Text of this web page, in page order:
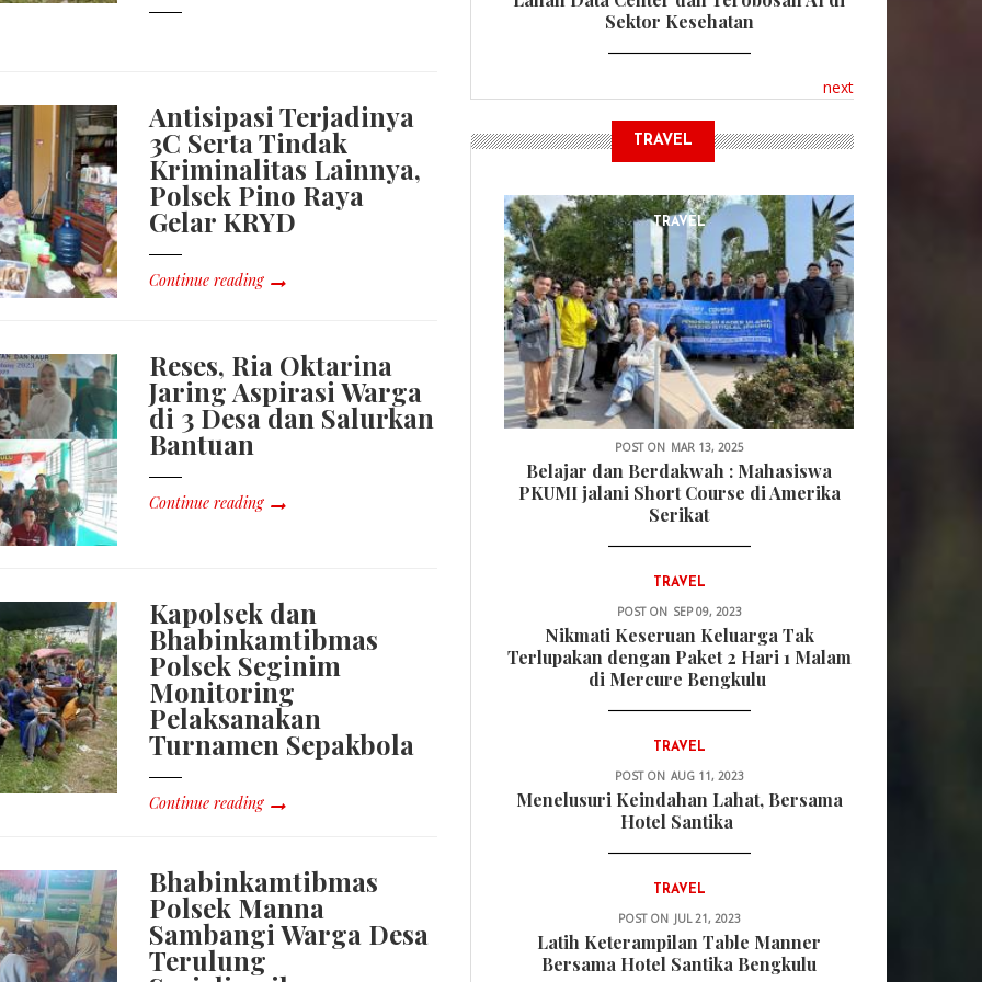
Antisipasi Terjadinya
3C Serta Tindak
Kriminalitas Lainnya,
Polsek Pino Raya
Gelar KRYD
Continue reading
Reses, Ria Oktarina
Jaring Aspirasi Warga
di 3 Desa dan Salurkan
Bantuan
Continue reading
Kapolsek dan
Bhabinkamtibmas
Polsek Seginim
Monitoring
Pelaksanakan
Turnamen Sepakbola
Continue reading
Bhabinkamtibmas
Polsek Manna
Sambangi Warga Desa
Terulung
Sektor Kesehatan
next
TRAVEL
TRAVEL
POST ON MAR 13, 2025
Belajar dan Berdakwah : Mahasiswa
PKUMI jalani Short Course di Amerika
Serikat
TRAVEL
POST ON SEP 09, 2023
Nikmati Keseruan Keluarga Tak
Terlupakan dengan Paket 2 Hari 1 Malam
di Mercure Bengkulu
TRAVEL
POST ON AUG 11, 2023
Menelusuri Keindahan Lahat, Bersama
Hotel Santika
TRAVEL
POST ON JUL 21, 2023
Latih Keterampilan Table Manner
Bersama Hotel Santika Bengkulu